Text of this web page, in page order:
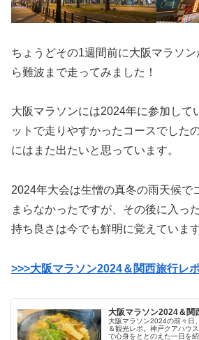
ちょうどその1週間前に大阪マラソ
ら難波まで走ってみました！
大阪マラソンには2024年に参加して
ットで走りやすかったコースでした
にはまた出たいと思っています。
2024年大会は生憎の真冬の雨天候で
まらなかったですが、その後に入っ
持ち良さは今でも鮮明に覚えています
>>>大阪マラソン2024＆関西旅行レ
大阪マラソン2024＆
大阪マラソン2024の前々日
＆観光レポ。神戸クアハウ
で心身をととのえた一日を紹